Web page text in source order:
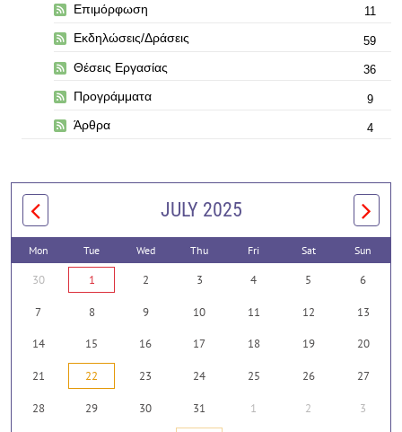
Επιμόρφωση 11
Εκδηλώσεις/Δράσεις 59
Θέσεις Εργασίας 36
Προγράμματα 9
Άρθρα 4
JULY 2025
Mon Tue Wed Thu Fri Sat Sun
30 1 2 3 4 5 6
7 8 9 10 11 12 13
14 15 16 17 18 19 20
21 22 23 24 25 26 27
28 29 30 31 1 2 3